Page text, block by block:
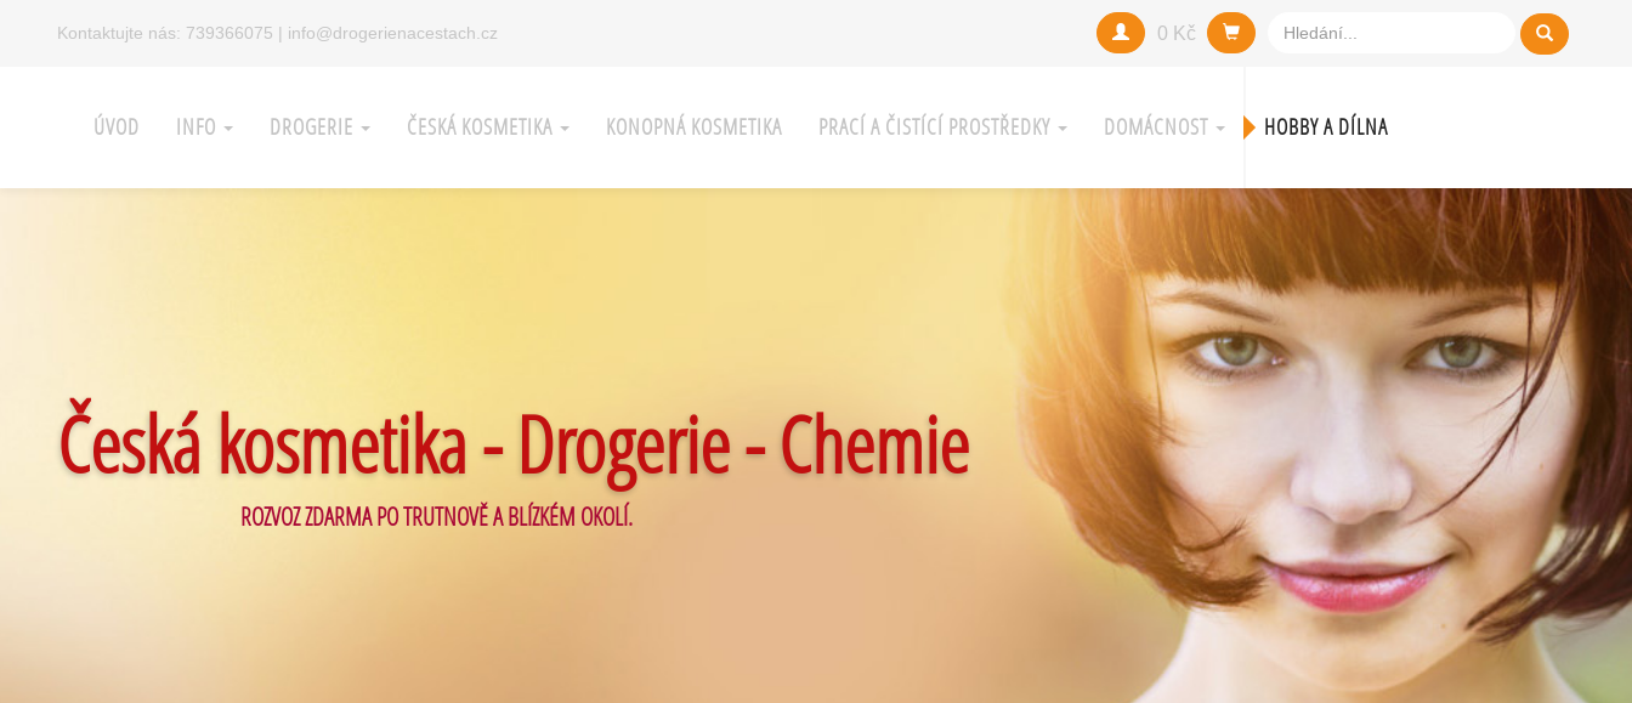
Kontaktujte nás: 739366075 | info@drogerienacestach.cz 0 Kč
ÚVOD INFO DROGERIE ČESKÁ KOSMETIKA KONOPNÁ KOSMETIKA PRACÍ A ČISTÍCÍ PROSTŘEDKY DOMÁCNOST HOBBY A DÍLNA
Česká kosmetika - Drogerie - Chemie
ROZVOZ ZDARMA PO TRUTNOVĚ A BLÍZKÉM OKOLÍ.